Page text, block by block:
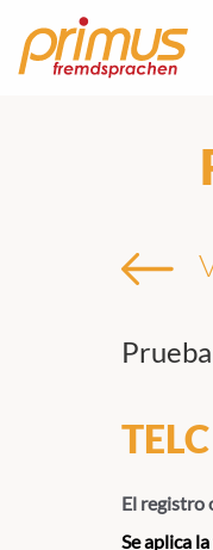
El registro
Se aplica